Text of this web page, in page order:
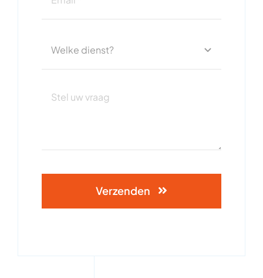
Verzenden